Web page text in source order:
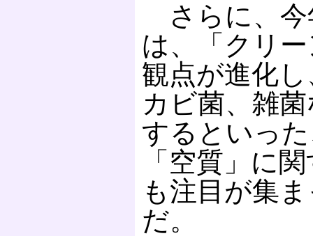
さらに、今
は、「クリ
観点が進化
カビ菌、雑
するといっ
「空質」に
も注目が集
だ。